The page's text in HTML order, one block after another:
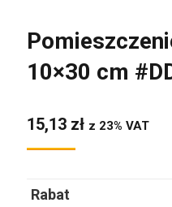
10×30 cm
15,13 zł z 23% VAT
Rabat